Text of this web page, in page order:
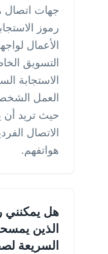
جهات
رموز
الأعمال
التسويق
العمل
حيث تريد
الاتصال
هواتفهم.
هل يمكنني
الذين
السريعة